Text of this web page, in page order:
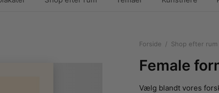
Forside / Shop efter rum
Female
Vælg blandt vores